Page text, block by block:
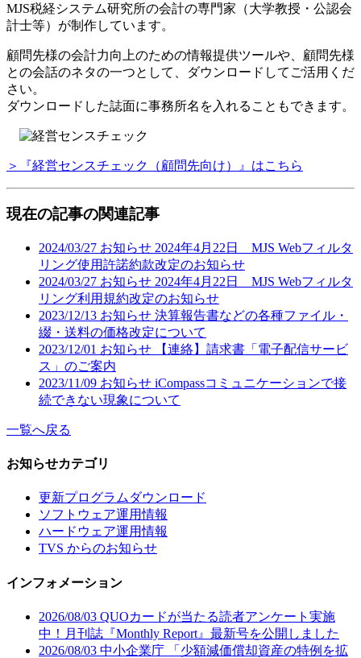
MJS税経システム研究所の会計の専門家（大学教授・公認会
計士等）が制作しています。
顧問先様の会計力向上のための情報提供ツールや、顧問先様
との会話のネタの一つとして、ダウンロードしてご活用くだ
さい。
ダウンロードした誌面に事務所名を入れることもできます。
＞『経営センスチェック（顧問先向け）』はこちら
現在の記事の関連記事
2024/03/27 お知らせ 2024年4月22日 MJS Webフィルタ
リング使用許諾約款改定のお知らせ
2024/03/27 お知らせ 2024年4月22日 MJS Webフィルタ
リング利用規約改定のお知らせ
2023/12/13 お知らせ 決算報告書などの各種ファイル・
綴・送料の価格改定について
2023/12/01 お知らせ
【連絡】請求書「電子配信サービ
ス」のご案内
2023/11/09 お知らせ iCompassコミュニケーションで接
続できない現象について
一覧へ戻る
お知らせカテゴリ
更新プログラムダウンロード
ソフトウェア運用情報
ハードウェア運用情報
TVS からのお知らせ
インフォメーション
2026/08/03 QUOカードが当たる読者アンケート実施
中！月刊誌『Monthly Report』最新号を公開しました
2026/08/03 中小企業庁 「少額減価償却資産の特例を拡